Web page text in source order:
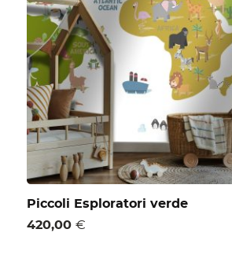
Piccoli Esploratori verde
420,00€